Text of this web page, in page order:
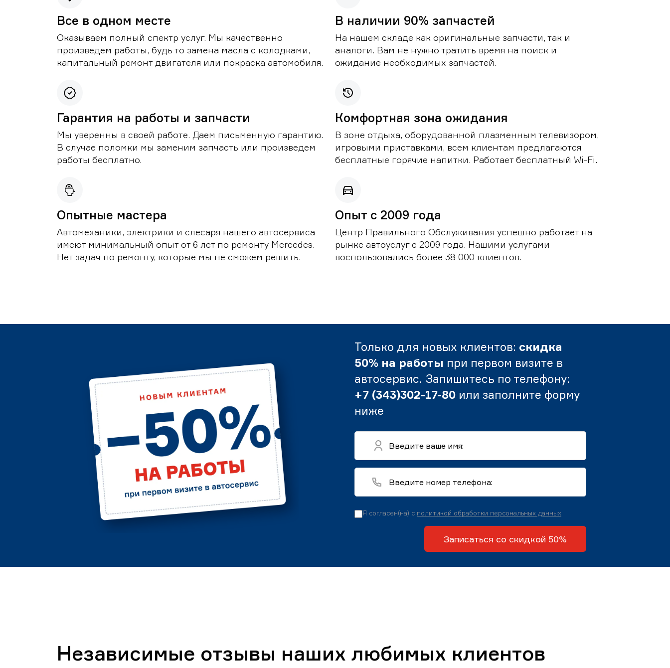
Все в одном месте
Оказываем полный спектр услуг. Мы качественно
произведем работы, будь то замена масла с колодками,
капитальный ремонт двигателя или покраска автомобиля.
В наличии 90% запчастей
На нашем складе как оригинальные запчасти, так и
аналоги. Вам не нужно тратить время на поиск и
ожидание необходимых запчастей.
Гарантия на работы и запчасти
Мы уверенны в своей работе. Даем письменную гарантию.
В случае поломки мы заменим запчасть или произведем
работы бесплатно.
Комфортная зона ожидания
В зоне отдыха, оборудованной плазменным телевизором,
игровыми приставками, всем клиентам предлагаются
бесплатные горячие напитки. Работает бесплатный Wi-Fi.
Опытные мастера
Автомеханики, электрики и слесаря нашего автосервиса
имеют минимальный опыт от 6 лет по ремонту Mercedes.
Нет задач по ремонту, которые мы не сможем решить.
Опыт с 2009 года
Центр Правильного Обслуживания успешно работает на
рынке автоуслуг с 2009 года. Нашими услугами
воспользовались более 38 000 клиентов.
Только для новых клиентов: скидка
50% на работы при первом визите в
автосервис. Запишитесь по телефону:
+7 (343)302-17-80 или заполните форму
ниже
Я согласен(на) с политикой обработки персональных данных
Записаться со скидкой 50%
Независимые отзывы наших любимых клиентов